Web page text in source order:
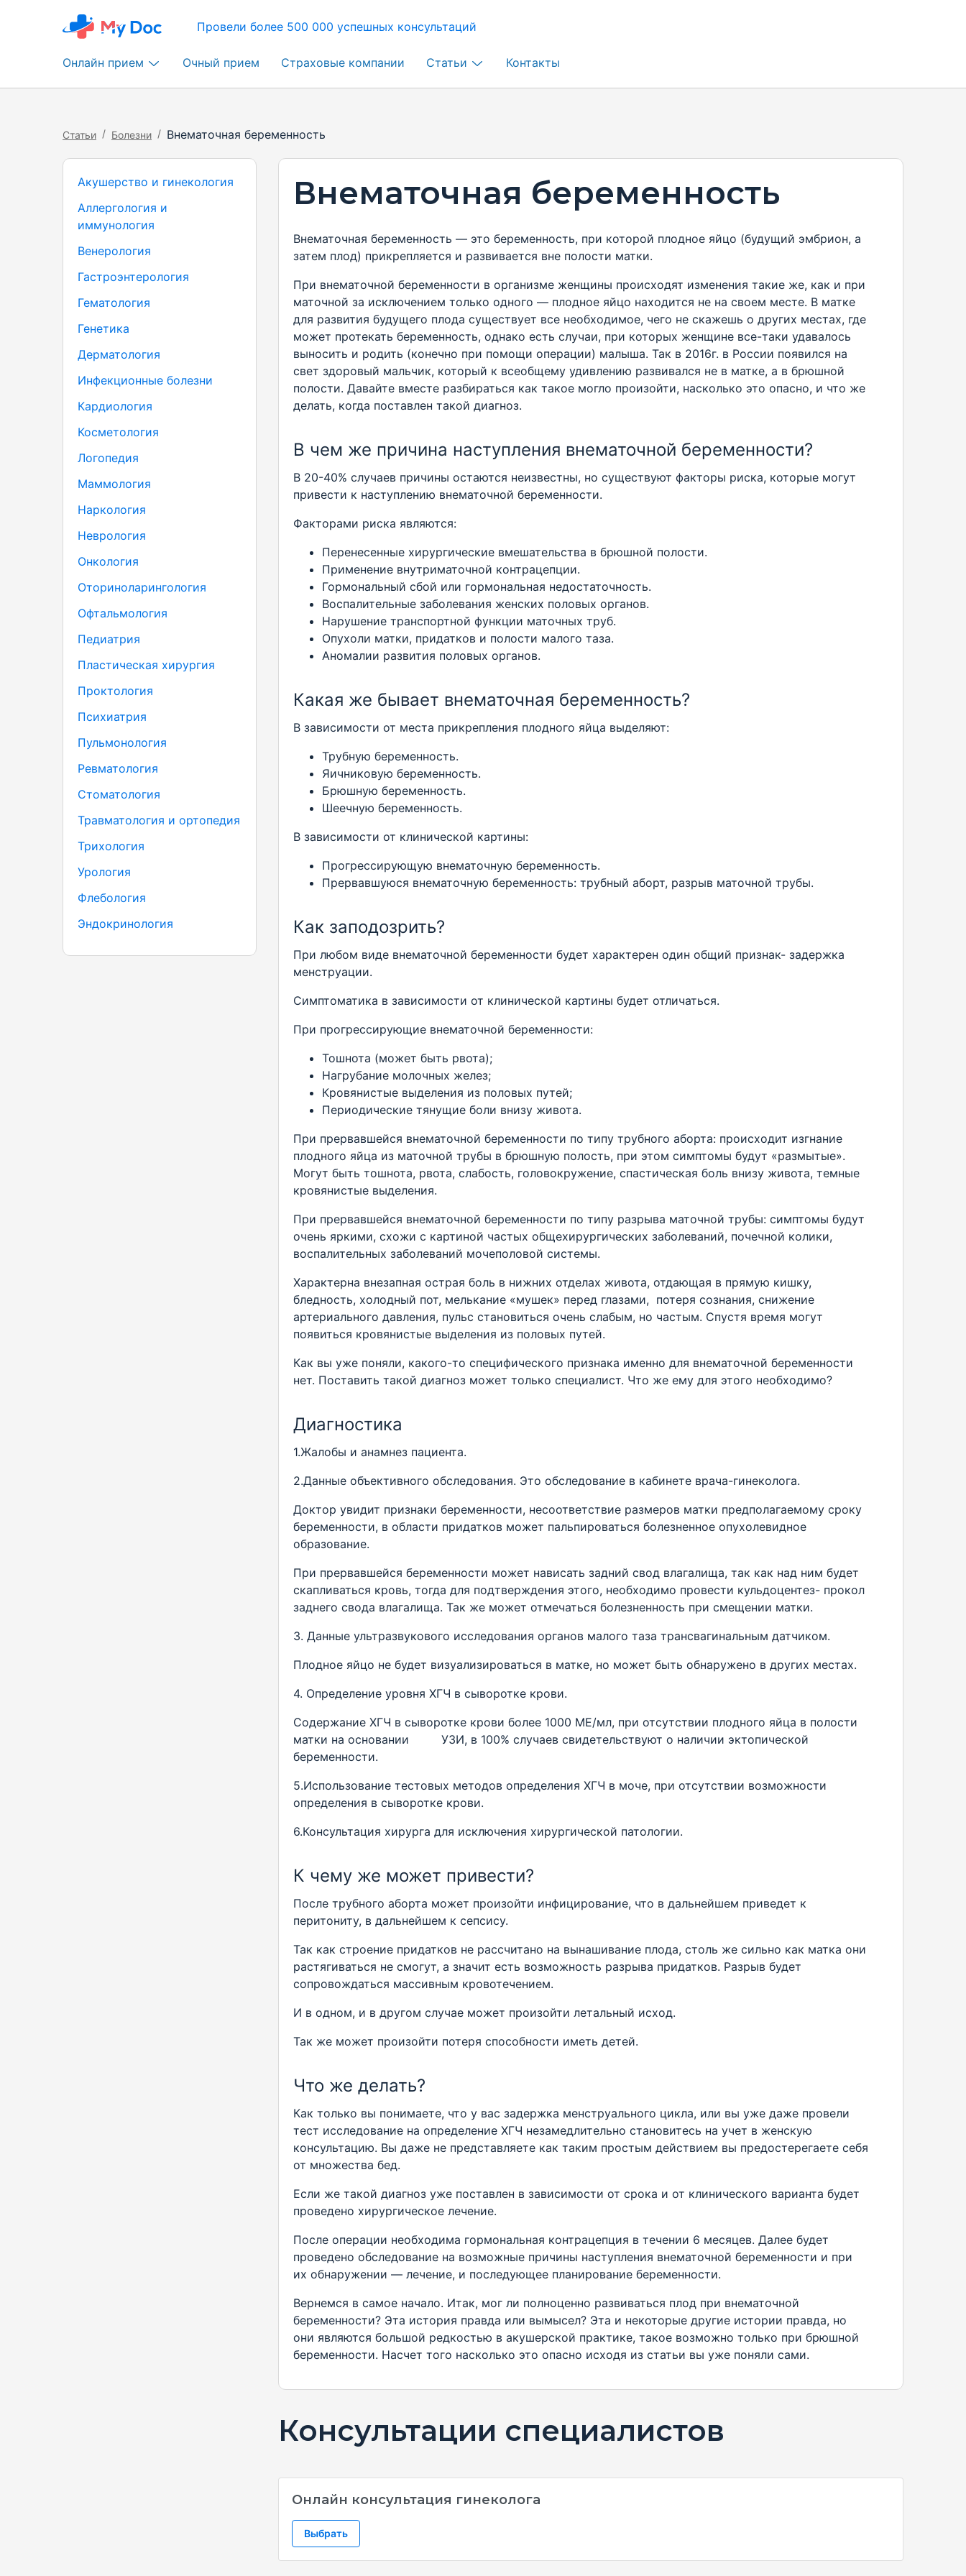
Провели более 500 000 успешных консультаций
Онлайн прием Очный прием Страховые компании Статьи Контакты
Статьи / Болезни / Внематочная беременность
Акушерство и гинекология
Аллергология и
иммунология
Венерология
Гастроэнтерология
Гематология
Генетика
Дерматология
Инфекционные болезни
Кардиология
Косметология
Логопедия
Маммология
Наркология
Неврология
Онкология
Оториноларингология
Офтальмология
Педиатрия
Пластическая хирургия
Проктология
Психиатрия
Пульмонология
Ревматология
Стоматология
Травматология и ортопедия
Трихология
Урология
Флебология
Эндокринология
Внематочная беременность
Внематочная беременность — это беременность, при которой плодное яйцо (будущий эмбрион, а
затем плод) прикрепляется и развивается вне полости матки.
При внематочной беременности в организме женщины происходят изменения такие же, как и при
маточной за исключением только одного — плодное яйцо находится не на своем месте. В матке
для развития будущего плода существует все необходимое, чего не скажешь о других местах, где
может протекать беременность, однако есть случаи, при которых женщине все-таки удавалось
выносить и родить (конечно при помощи операции) малыша. Так в 2016г. в России появился на
свет здоровый мальчик, который к всеобщему удивлению развивался не в матке, а в брюшной
полости. Давайте вместе разбираться как такое могло произойти, насколько это опасно, и что же
делать, когда поставлен такой диагноз.
В чем же причина наступления внематочной беременности?
В 20-40% случаев причины остаются неизвестны, но существуют факторы риска, которые могут
привести к наступлению внематочной беременности.
Факторами риска являются:
Перенесенные хирургические вмешательства в брюшной полости.
Применение внутриматочной контрацепции.
Гормональный сбой или гормональная недостаточность.
Воспалительные заболевания женских половых органов.
Нарушение транспортной функции маточных труб.
Опухоли матки, придатков и полости малого таза.
Аномалии развития половых органов.
Какая же бывает внематочная беременность?
В зависимости от места прикрепления плодного яйца выделяют:
Трубную беременность.
Яичниковую беременность.
Брюшную беременность.
Шеечную беременность.
В зависимости от клинической картины:
Прогрессирующую внематочную беременность.
Прервавшуюся внематочную беременность: трубный аборт, разрыв маточной трубы.
Как заподозрить?
При любом виде внематочной беременности будет характерен один общий признак- задержка
менструации.
Симптоматика в зависимости от клинической картины будет отличаться.
При прогрессирующие внематочной беременности:
Тошнота (может быть рвота);
Нагрубание молочных желез;
Кровянистые выделения из половых путей;
Периодические тянущие боли внизу живота.
При прервавшейся внематочной беременности по типу трубного аборта: происходит изгнание
плодного яйца из маточной трубы в брюшную полость, при этом симптомы будут «размытые».
Могут быть тошнота, рвота, слабость, головокружение, спастическая боль внизу живота, темные
кровянистые выделения.
При прервавшейся внематочной беременности по типу разрыва маточной трубы: симптомы будут
очень яркими, схожи с картиной частых общехирургических заболеваний, почечной колики,
воспалительных заболеваний мочеполовой системы.
Характерна внезапная острая боль в нижних отделах живота, отдающая в прямую кишку,
бледность, холодный пот, мелькание «мушек» перед глазами, потеря сознания, снижение
артериального давления, пульс становиться очень слабым, но частым. Спустя время могут
появиться кровянистые выделения из половых путей.
Как вы уже поняли, какого-то специфического признака именно для внематочной беременности
нет. Поставить такой диагноз может только специалист. Что же ему для этого необходимо?
Диагностика
1.Жалобы и анамнез пациента.
2.Данные объективного обследования. Это обследование в кабинете врача-гинеколога.
Доктор увидит признаки беременности, несоответствие размеров матки предполагаемому сроку
беременности, в области придатков может пальпироваться болезненное опухолевидное
образование.
При прервавшейся беременности может нависать задний свод влагалища, так как над ним будет
скапливаться кровь, тогда для подтверждения этого, необходимо провести кульдоцентез- прокол
заднего свода влагалища. Так же может отмечаться болезненность при смещении матки.
3. Данные ультразвукового исследования органов малого таза трансвагинальным датчиком.
Плодное яйцо не будет визуализироваться в матке, но может быть обнаружено в других местах.
4. Определение уровня ХГЧ в сыворотке крови.
Содержание ХГЧ в сыворотке крови более 1000 МЕ/мл, при отсутствии плодного яйца в полости
матки на основании УЗИ, в 100% случаев свидетельствуют о наличии эктопической
беременности.
5.Использование тестовых методов определения ХГЧ в моче, при отсутствии возможности
определения в сыворотке крови.
6.Консультация хирурга для исключения хирургической патологии.
К чему же может привести?
После трубного аборта может произойти инфицирование, что в дальнейшем приведет к
перитониту, в дальнейшем к сепсису.
Так как строение придатков не рассчитано на вынашивание плода, столь же сильно как матка они
растягиваться не смогут, а значит есть возможность разрыва придатков. Разрыв будет
сопровождаться массивным кровотечением.
И в одном, и в другом случае может произойти летальный исход.
Так же может произойти потеря способности иметь детей.
Что же делать?
Как только вы понимаете, что у вас задержка менструального цикла, или вы уже даже провели
тест исследование на определение ХГЧ незамедлительно становитесь на учет в женскую
консультацию. Вы даже не представляете как таким простым действием вы предостерегаете себя
от множества бед.
Если же такой диагноз уже поставлен в зависимости от срока и от клинического варианта будет
проведено хирургическое лечение.
После операции необходима гормональная контрацепция в течении 6 месяцев. Далее будет
проведено обследование на возможные причины наступления внематочной беременности и при
их обнаружении — лечение, и последующее планирование беременности.
Вернемся в самое начало. Итак, мог ли полноценно развиваться плод при внематочной
беременности? Эта история правда или вымысел? Эта и некоторые другие истории правда, но
они являются большой редкостью в акушерской практике, такое возможно только при брюшной
беременности. Насчет того насколько это опасно исходя из статьи вы уже поняли сами.
Консультации специалистов
Онлайн консультация гинеколога
Выбрать